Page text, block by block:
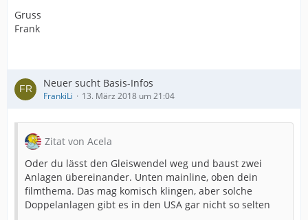
Gruss
Frank
Neuer sucht Basis-Infos
FrankiLi 13. März 2018 um 21:04
Zitat von Acela
Oder du lässt den Gleiswendel weg und baust zwei
Anlagen übereinander. Unten mainline, oben dein
filmthema. Das mag komisch klingen, aber solche
Doppelanlagen gibt es in den USA gar nicht so selten